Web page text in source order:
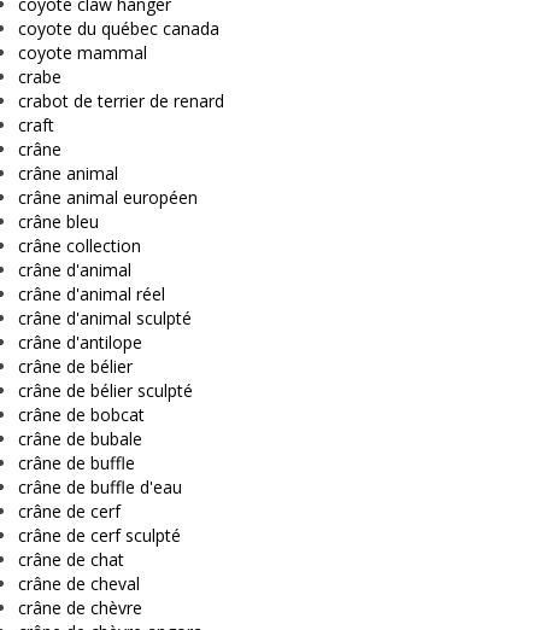
coyote du québec canada
coyote mammal
crabe
crabot de terrier de renard
craft
crâne
crâne animal
crâne animal européen
crâne bleu
crâne collection
crâne d'animal
crâne d'animal réel
crâne d'animal sculpté
crâne d'antilope
crâne de bélier
crâne de bélier sculpté
crâne de bobcat
crâne de bubale
crâne de buffle
crâne de buffle d'eau
crâne de cerf
crâne de cerf sculpté
crâne de chat
crâne de cheval
crâne de chèvre